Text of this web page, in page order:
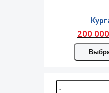
200